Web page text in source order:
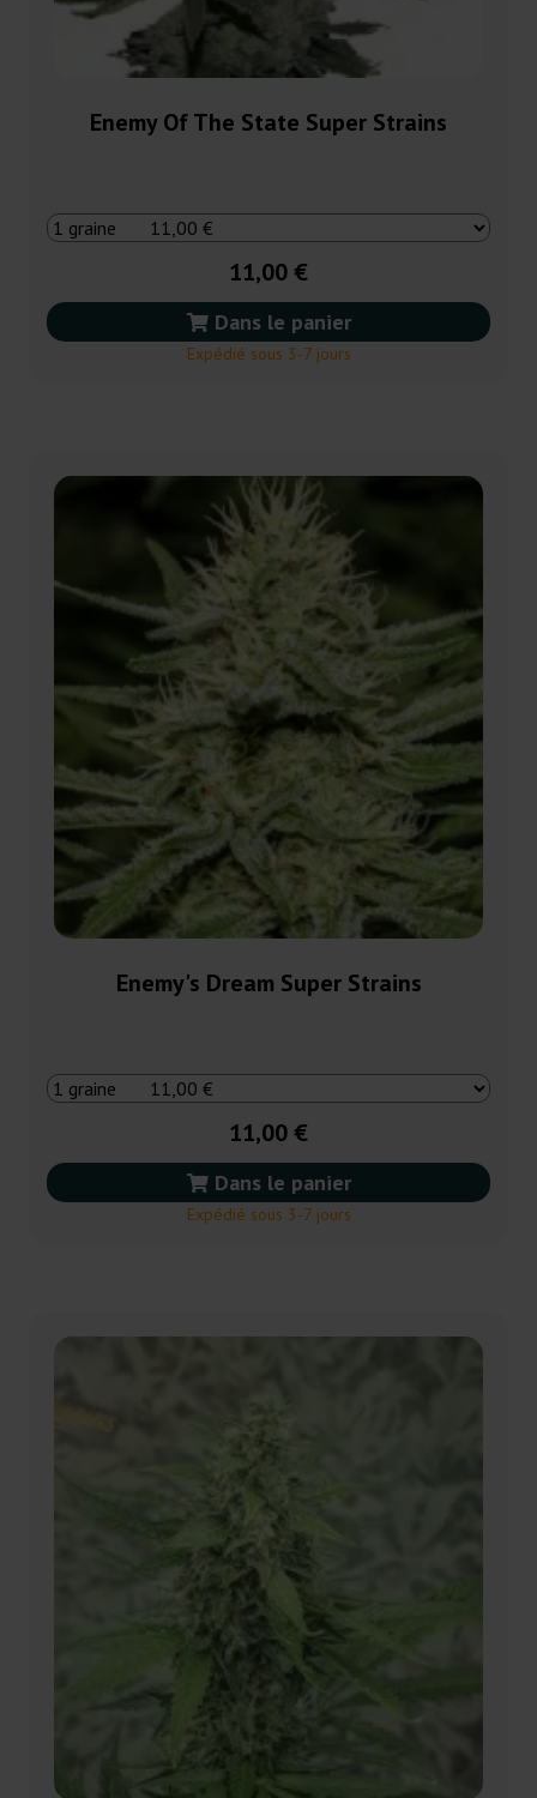
Enemy Of The State Super Strains
11,00 €
Dans le panier
Expédié sous 3-7 jours
Enemy's Dream Super Strains
11,00 €
Dans le panier
Expédié sous 3-7 jours